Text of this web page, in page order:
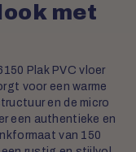
met
Plak PVC vloer
voor een warme
en de micro
een authentieke en
van 150